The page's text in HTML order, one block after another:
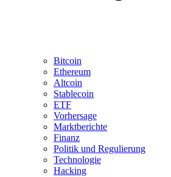
Bitcoin
Ethereum
Altcoin
Stablecoin
ETF
Vorhersage
Marktberichte
Finanz
Politik und Regulierung
Technologie
Hacking